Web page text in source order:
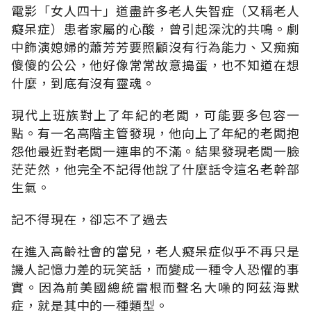
電影「女人四十」道盡許多老人失智症（又稱老人
癡呆症）患者家屬的心酸，曾引起深沈的共鳴。劇
中飾演媳婦的蕭芳芳要照顧沒有行為能力、又痴痴
傻傻的公公，他好像常常故意搗蛋，也不知道在想
什麼，到底有沒有靈魂。
現代上班族對上了年紀的老闆，可能要多包容一
點。有一名高階主管發現，他向上了年紀的老闆抱
怨他最近對老闆一連串的不滿。結果發現老闆一臉
茫茫然，他完全不記得他說了什麼話令這名老幹部
生氣。
記不得現在，卻忘不了過去
在進入高齡社會的當兒，老人癡呆症似乎不再只是
譏人記憶力差的玩笑話，而變成一種令人恐懼的事
實。因為前美國總統雷根而聲名大噪的阿茲海默
症，就是其中的一種類型。